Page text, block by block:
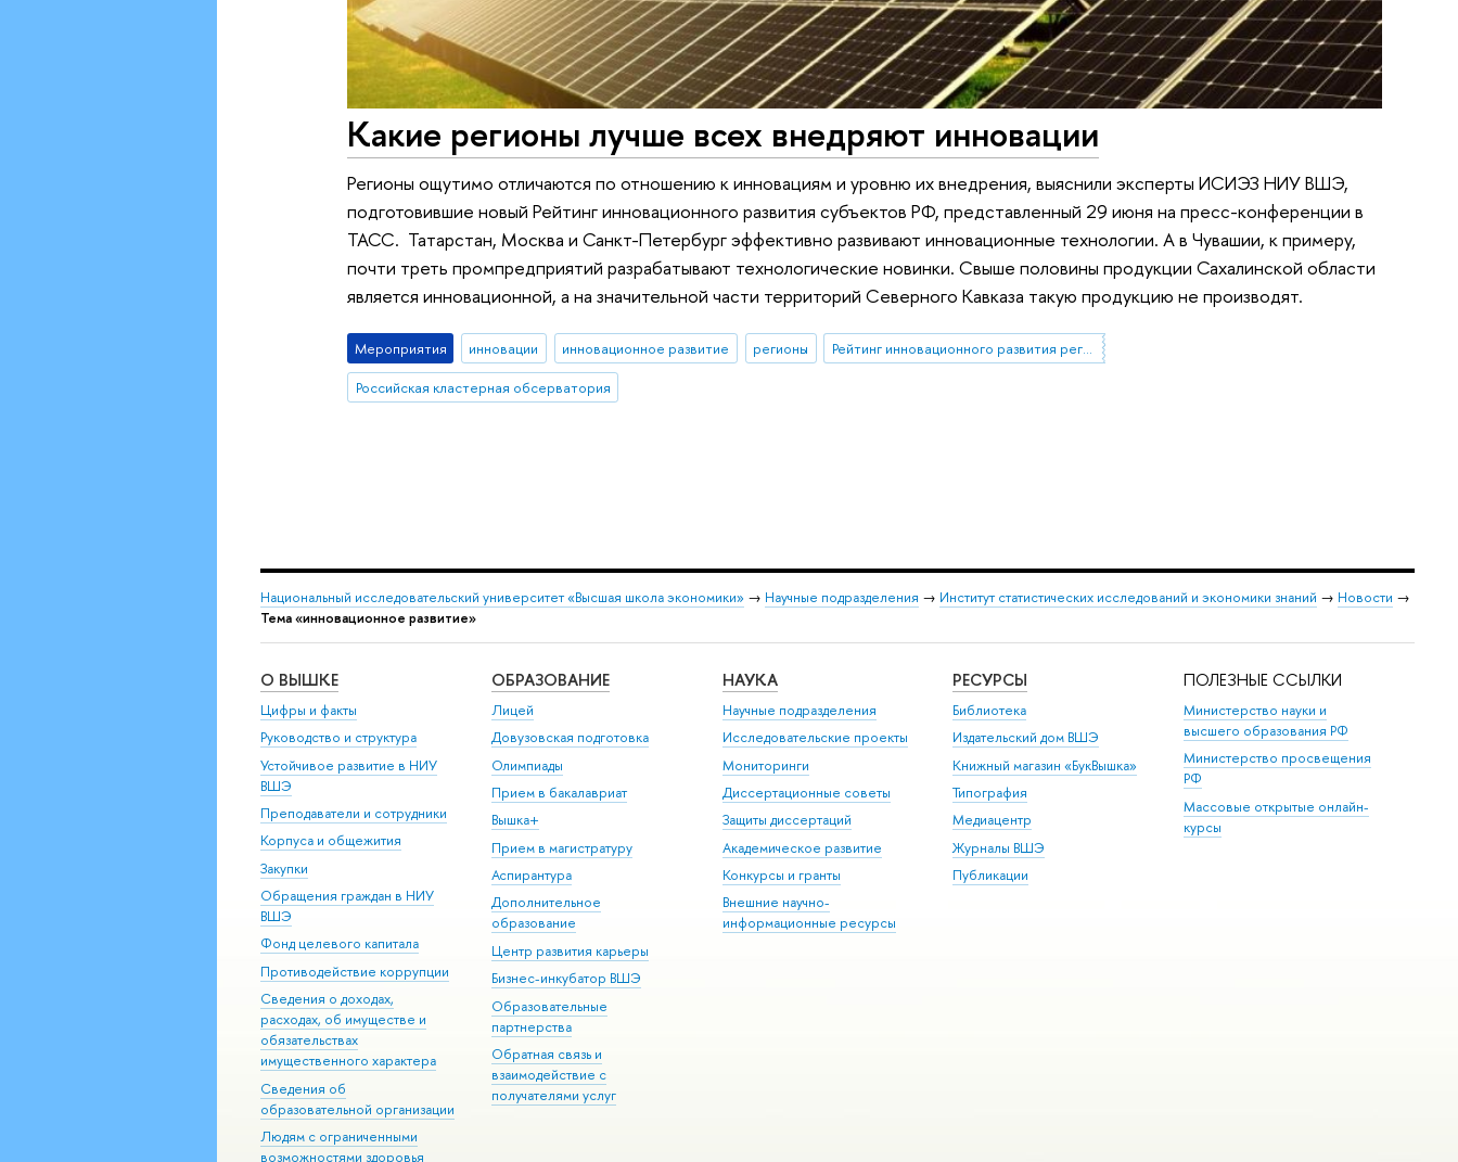
Какие регионы лучше всех внедряют инновации
Регионы ощутимо отличаются по отношению к инновациям и уровню их внедрения, выяснили эксперты ИСИЭЗ НИУ ВШЭ,
подготовившие новый Рейтинг инновационного развития субъектов РФ, представленный 29 июня на пресс-конференции в
ТАСС. Татарстан, Москва и Санкт-Петербург эффективно развивают инновационные технологии. А в Чувашии, к примеру,
почти треть промпредприятий разрабатывают технологические новинки. Свыше половины продукции Сахалинской области
является инновационной, а на значительной части территорий Северного Кавказа такую продукцию не производят.
Мероприятия инновации инновационное развитие регионы
Рейтинг инновационного развития регионов
Российская кластерная обсерватория
Национальный исследовательский университет «Высшая школа экономики» → Научные подразделения → Институт статистических исследований и экономики знаний → Новости →
Тема «инновационное развитие»
О ВЫШКЕ
Цифры и факты
Руководство и структура
Устойчивое развитие в НИУ
ВШЭ
Преподаватели и сотрудники
Корпуса и общежития
Закупки
Обращения граждан в НИУ
ВШЭ
Фонд целевого капитала
Противодействие коррупции
Сведения о доходах,
расходах, об имуществе и
обязательствах
имущественного характера
Сведения об
образовательной организации
Людям с ограниченными
возможностями здоровья
ОБРАЗОВАНИЕ
Лицей
Довузовская подготовка
Олимпиады
Прием в бакалавриат
Вышка+
Прием в магистратуру
Аспирантура
Дополнительное
образование
Центр развития карьеры
Бизнес-инкубатор ВШЭ
Образовательные
партнерства
Обратная связь и
взаимодействие с
получателями услуг
НАУКА
Научные подразделения
Исследовательские проекты
Мониторинги
Диссертационные советы
Защиты диссертаций
Академическое развитие
Конкурсы и гранты
Внешние научно-
информационные ресурсы
РЕСУРСЫ
Библиотека
Издательский дом ВШЭ
Книжный магазин «БукВышка»
Типография
Медиацентр
Журналы ВШЭ
Публикации
ПОЛЕЗНЫЕ ССЫЛКИ
Министерство науки и
высшего образования РФ
Министерство просвещения
РФ
Массовые открытые онлайн-
курсы